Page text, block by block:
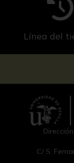
Línea del
C/ S.